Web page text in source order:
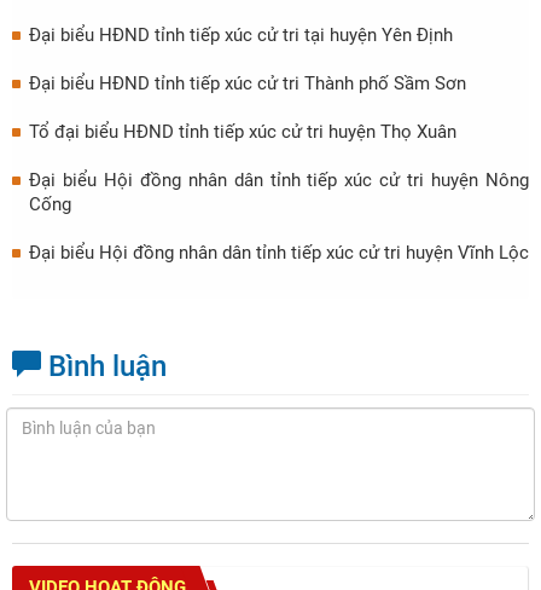
Đại biểu HĐND tỉnh tiếp xúc cử tri tại huyện Yên Định
Đại biểu HĐND tỉnh tiếp xúc cử tri Thành phố Sầm Sơn
Tổ đại biểu HĐND tỉnh tiếp xúc cử tri huyện Thọ Xuân
Đại biểu Hội đồng nhân dân tỉnh tiếp xúc cử tri huyện Nông
Cống
Đại biểu Hội đồng nhân dân tỉnh tiếp xúc cử tri huyện Vĩnh Lộc
Bình luận